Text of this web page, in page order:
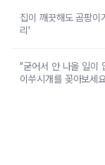
집이 깨끗해도 곰팡
리'
"굳어서 안 나올 일이
이쑤시개를 꽂아보세